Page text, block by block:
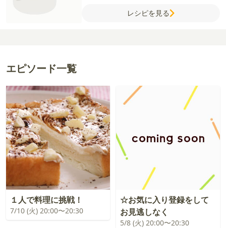
レシピを見る
エピソード一覧
１人で料理に挑戦！
7/10 (火) 20:00〜20:30
☆お気に入り登録をして
お見逃しなく
5/8 (火) 20:00〜20:30